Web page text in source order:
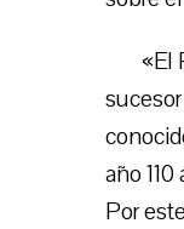
«El
año
Por